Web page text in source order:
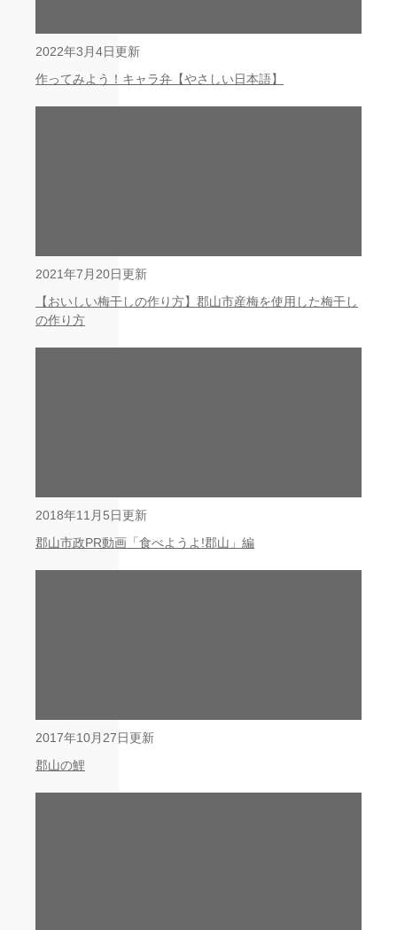
2022年3月4日更新
作ってみよう！キャラ弁【やさしい日本語】
2021年7月20日更新
【おいしい梅干しの作り方】郡山市産梅を使用した梅干し
の作り方
2018年11月5日更新
郡山市政PR動画「食べようよ!郡山」編
2017年10月27日更新
郡山の鯉